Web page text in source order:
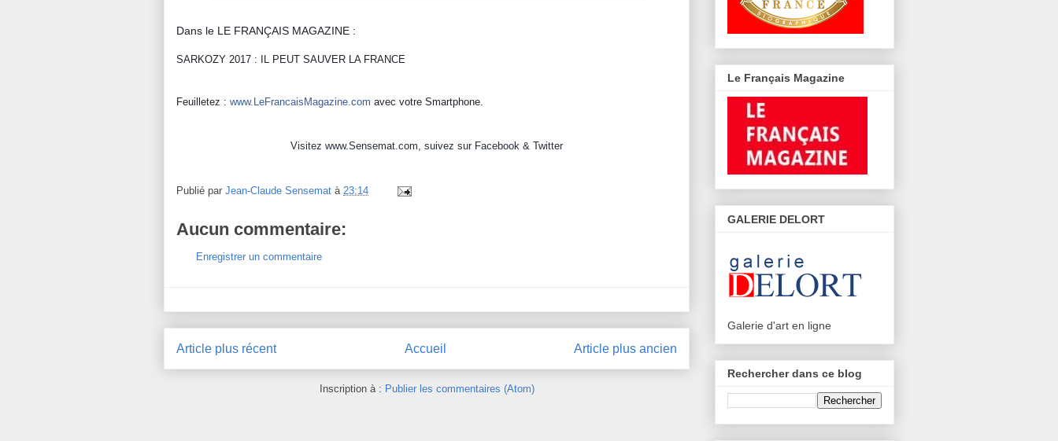
Dans le LE FRANÇAIS MAGAZINE :
SARKOZY 2017 : IL PEUT SAUVER LA FRANCE
Feuilletez : www.LeFrancaisMagazine.com avec votre Smartphone.
Visitez www.Sensemat.com, suivez sur Facebook & Twitter
Publié par Jean-Claude Sensemat à 23:14
Aucun commentaire:
Enregistrer un commentaire
Article plus récent Article plus ancien
Accueil
Inscription à : Publier les commentaires (Atom)
Le Français Magazine
GALERIE DELORT
Galerie d'art en ligne
Rechercher dans ce blog